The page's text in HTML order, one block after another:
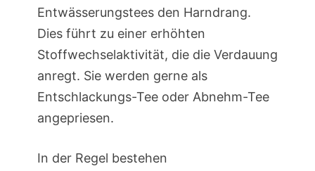
Entwässerungstees den Harndrang.
Dies führt zu einer erhöhten
Stoffwechselaktivität, die die Verdauung
anregt. Sie werden gerne als
Entschlackungs-Tee oder Abnehm-Tee
angepriesen.
In der Regel bestehen